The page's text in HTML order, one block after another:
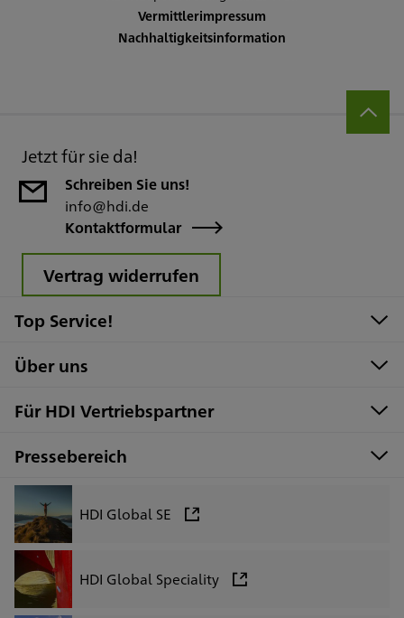
Vermittlerimpressum
Nachhaltigkeitsinformation
Jetzt für sie da!
Schreiben Sie uns!
info@hdi.de
Kontaktformular
Vertrag widerrufen
Top Service!
Über uns
Für HDI Vertriebspartner
Pressebereich
HDI Global SE
HDI Global Speciality